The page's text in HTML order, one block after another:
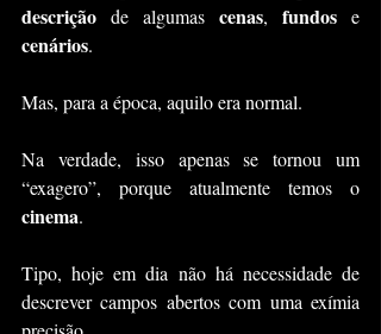
descrição de algumas cenas, fundos
cenários.
Mas, para a época, aquilo era normal.
Na verdade, isso apenas se tornou um
cinema.
Tipo, hoje em dia não há necessidade de
descrever campos abertos com uma exímia